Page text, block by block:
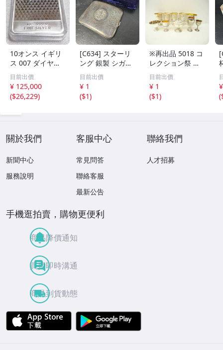
10オンス イギリ
ス 007 ダイヤモ
ンドは永遠に 純
銀 バー
目前出價
¥ 125,000
($26,229)
[C634] スターリ
ング 銀製 シガレ
ットケース 118g
アンティーク シ
ルバー ヴィンテ
ージ レトロ ケー
目前出價
¥ 1
($1)
※再出品 5018 コ
レクション祭 銀
製 Silver 刻印 ト
ロフィー 8点 691
g 無刻印 2点
目前出價
¥ 1
($1)
(
關於我們
新聞中心
服務說明
客服中心
常見問答
聯絡客服
最新公告
聯絡我們
人才招募
手機逛拍賣，購物更便利
商品降價通知
買賣即時溝通
商品到貨動態
APP Store